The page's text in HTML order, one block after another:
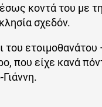
κοντά του με
σχεδόν.
ετοιμοθανάτου
που είχε κανά